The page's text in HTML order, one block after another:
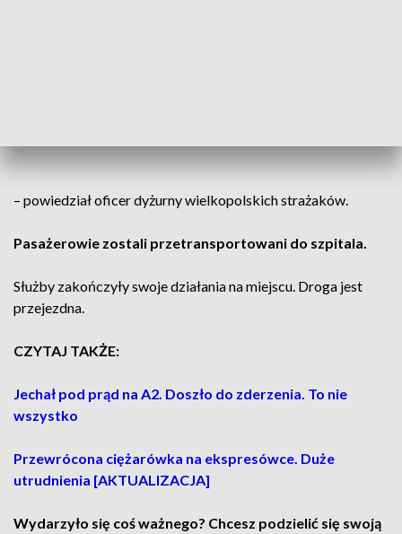
– powiedział oficer dyżurny wielkopolskich strażaków.
Pasażerowie zostali przetransportowani do szpitala.
Służby zakończyły swoje działania na miejscu. Droga jest
przejezdna.
CZYTAJ TAKŻE:
Jechał pod prąd na A2. Doszło do zderzenia. To nie
wszystko
Przewrócona ciężarówka na ekspresówce. Duże
utrudnienia [AKTUALIZACJA]
Wydarzyło się coś ważnego? Chcesz podzielić się swoją